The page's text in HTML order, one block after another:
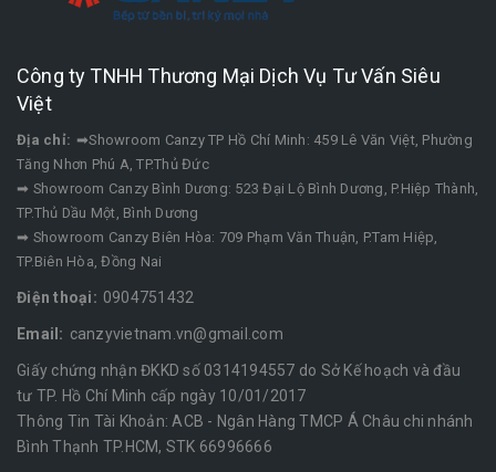
Công ty TNHH Thương Mại Dịch Vụ Tư Vấn Siêu
Việt
Địa chỉ: ➡Showroom Canzy TP Hồ Chí Minh: 459 Lê Văn Việt, Phường
Tăng Nhơn Phú A, TP.Thủ Đức
➡ Showroom Canzy Bình Dương: 523 Đại Lộ Bình Dương, P.Hiệp Thành,
TP.Thủ Dầu Một, Bình Dương
➡ Showroom Canzy Biên Hòa: 709 Phạm Văn Thuận, P.Tam Hiệp,
TP.Biên Hòa, Đồng Nai
Điện thoại: 0904751432
Email: canzyvietnam.vn@gmail.com
Giấy chứng nhận ĐKKD số 0314194557 do Sở Kế hoạch và đầu
tư TP. Hồ Chí Minh cấp ngày 10/01/2017
Thông Tin Tài Khoản: ACB - Ngân Hàng TMCP Á Châu chi nhánh
Bình Thạnh TP.HCM, STK 66996666